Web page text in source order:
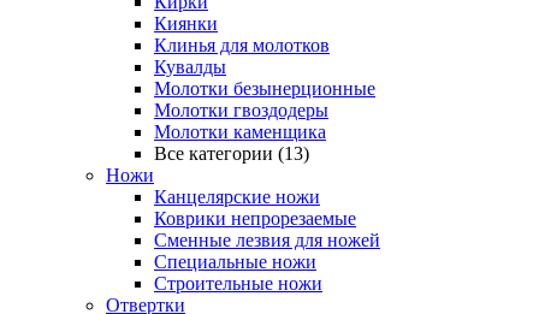
Киянки
Клинья для молотков
Кувалды
Молотки безынерционные
Молотки гвоздодеры
Молотки каменщика
Все категории (13)
Ножи
Канцелярские ножи
Коврики непрорезаемые
Сменные лезвия для ножей
Специальные ножи
Строительные ножи
Отвертки